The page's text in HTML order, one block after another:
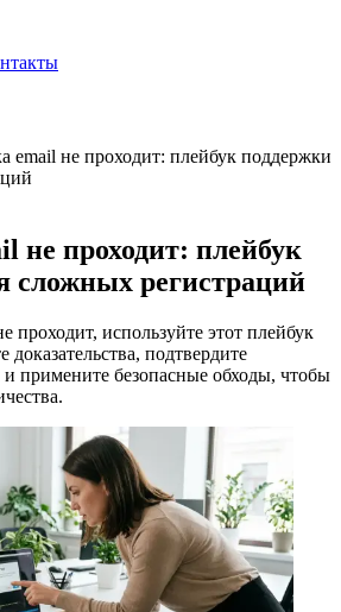
email не проходит: плейбук поддержки
не проходит: плейбук
сложных регистраций
проходит, используйте этот плейбук
подтвердите
примените безопасные обходы, чтобы